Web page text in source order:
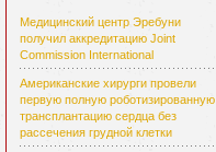
Медицинский центр Эребуни
получил аккредитацию Joint
Commission International
Американские хирурги провели
первую полную роботизированную
трансплантацию сердца без
рассечения грудной клетки